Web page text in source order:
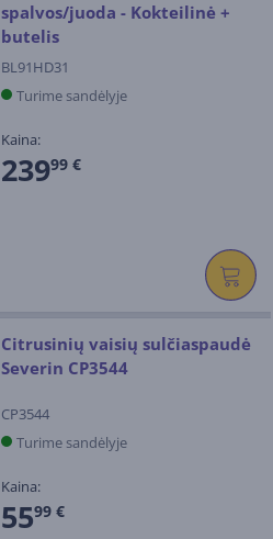
spalvos/juoda - Kokteilinė +
butelis
BL91HD31
Turime sandėlyje
Kaina:
23999 €
Citrusinių vaisių sulčiaspaudė
Severin CP3544
CP3544
Turime sandėlyje
Kaina:
5599 €